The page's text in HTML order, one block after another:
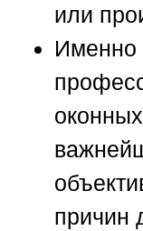
или
Именно
причин